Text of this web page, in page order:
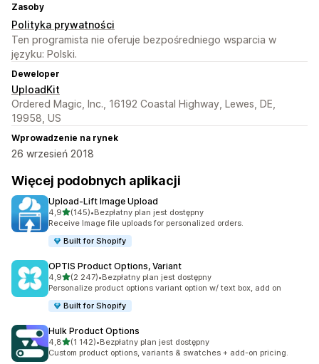
Zasoby
Polityka prywatności
Ten programista nie oferuje bezpośredniego wsparcia w
języku: Polski.
Deweloper
UploadKit
Ordered Magic, Inc., 16192 Coastal Highway, Lewes, DE,
19958, US
Wprowadzenie na rynek
26 wrzesień 2018
Więcej podobnych aplikacji
Upload‑Lift Image Upload
4,9na 5 gwiazdek
(145)
Łączna liczba recenzji: 145
•Bezpłatny plan jest dostępny
Receive Image file uploads for personalized orders.
Built for Shopify
OPTIS Product Options, Variant
4,9na 5 gwiazdek
(2 247)
Łączna liczba recenzji: 2247
•Bezpłatny plan jest dostępny
Personalize product options variant option w/ text box, add on
Built for Shopify
Hulk Product Options
4,8na 5 gwiazdek
(1 142)
Łączna liczba recenzji: 1142
•Bezpłatny plan jest dostępny
Custom product options, variants & swatches + add-on pricing.